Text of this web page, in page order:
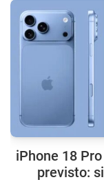
iPhone 18
previsto: